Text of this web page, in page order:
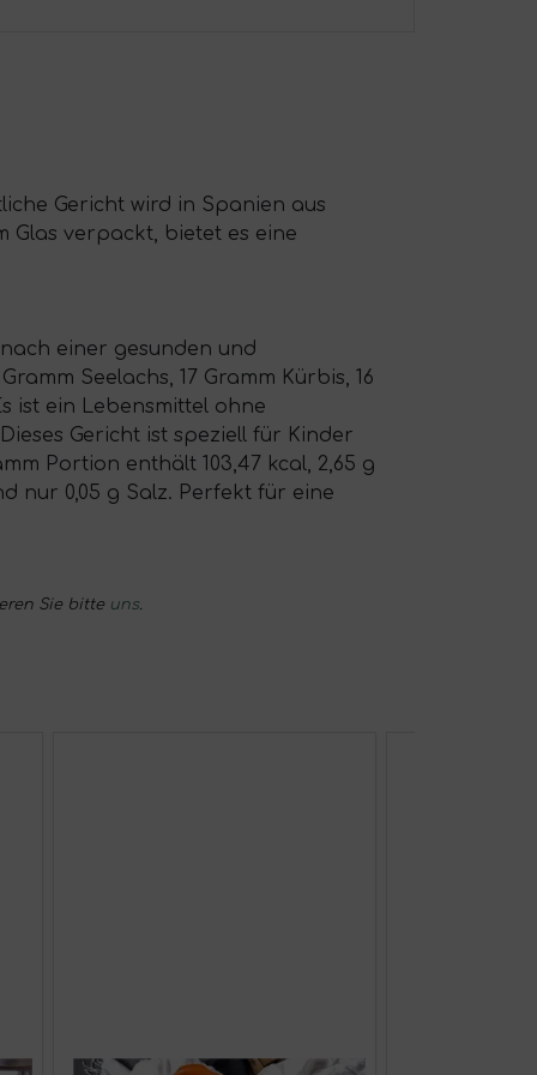
Gericht wird in Spanien aus
Glas verpackt, bietet es eine
einer gesunden und
Seelachs, 17 Gramm Kürbis, 16
ist ein Lebensmittel ohne
Gericht ist speziell für Kinder
Portion enthält 103,47 kcal, 2,65 g
nur 0,05 g Salz. Perfekt für eine
Sie bitte uns.